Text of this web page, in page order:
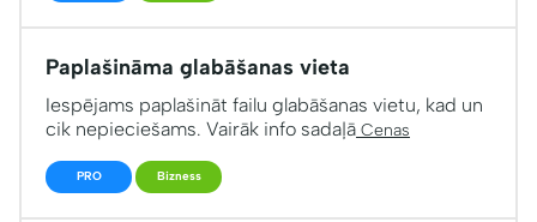
Paplašināma glabāšanas vieta
Iespējams paplašināt failu glabāšanas vietu, kad un
cik nepieciešams. Vairāk info sadaļā Cenas
PRO Bizness